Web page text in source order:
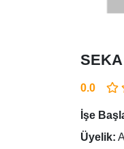
0.0
İşe
Üyelik: